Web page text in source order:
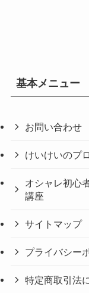
基本メニュー
お問い合わせ
けいけいのプ
オシャレ初心
講座
サイトマップ
プライバシー
特定商取引法